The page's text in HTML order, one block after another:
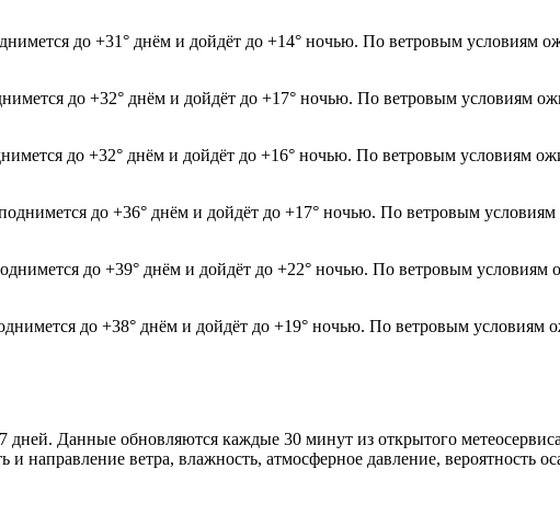
до +31° днём и дойдёт до +14° ночью. По ветровым условиям
до +32° днём и дойдёт до +17° ночью. По ветровым условиям
до +32° днём и дойдёт до +16° ночью. По ветровым условиям
до +36° днём и дойдёт до +17° ночью. По ветровым
до +39° днём и дойдёт до +22° ночью. По ветровым условиям
до +38° днём и дойдёт до +19° ночью. По ветровым условиям
Данные обновляются каждые 30 минут из открытого
и направление ветра, влажность, атмосферное давление, вероятность